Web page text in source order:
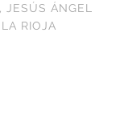
,
JESÚS ÁNGEL
RIOJA